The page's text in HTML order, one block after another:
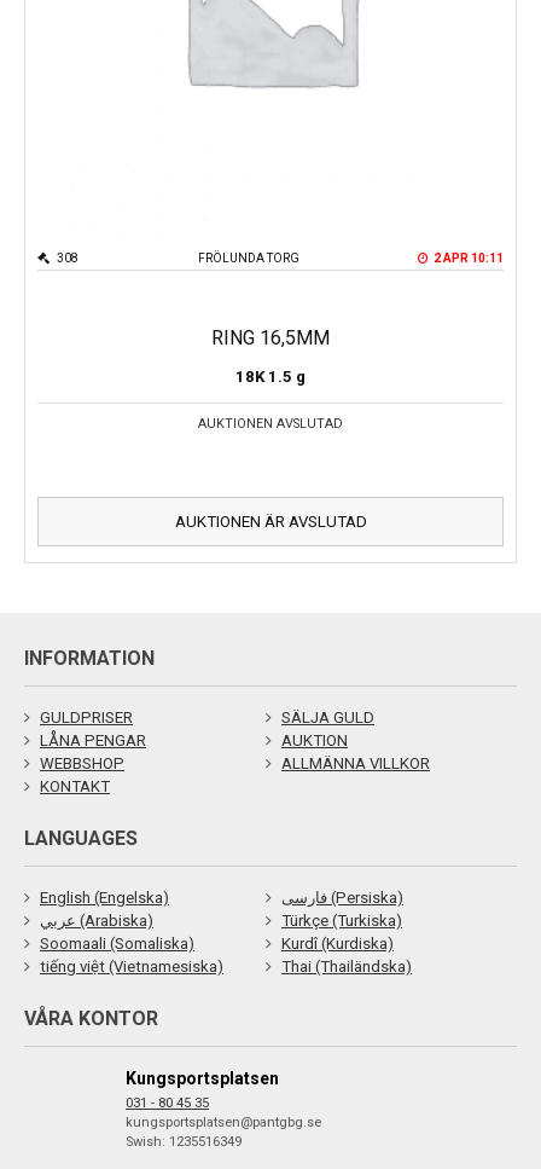
FRÖLUNDA TORG
308 2 APR 10:11
RING 16,5MM
18K 1.5 g
AUKTIONEN AVSLUTAD
AUKTIONEN ÄR AVSLUTAD
INFORMATION
GULDPRISER
SÄLJA GULD
LÅNA PENGAR
AUKTION
WEBBSHOP
ALLMÄNNA VILLKOR
KONTAKT
LANGUAGES
English (Engelska)
فارسی (Persiska)
عربي (Arabiska)
Türkçe (Turkiska)
Soomaali (Somaliska)
Kurdî (Kurdiska)
tiếng việt (Vietnamesiska)
Thai (Thailändska)
VÅRA KONTOR
Kungsportsplatsen
031 - 80 45 35
kungsportsplatsen@pantgbg.se
Swish: 1235516349